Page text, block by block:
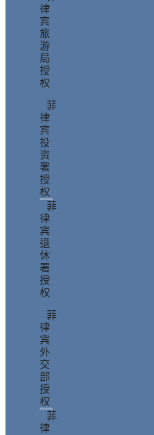
律
宾
旅
游
局
授
权
菲
律
宾
投
资
署
授
权
菲
律
宾
退
休
署
授
权
菲
律
宾
外
交
部
授
权
菲
律